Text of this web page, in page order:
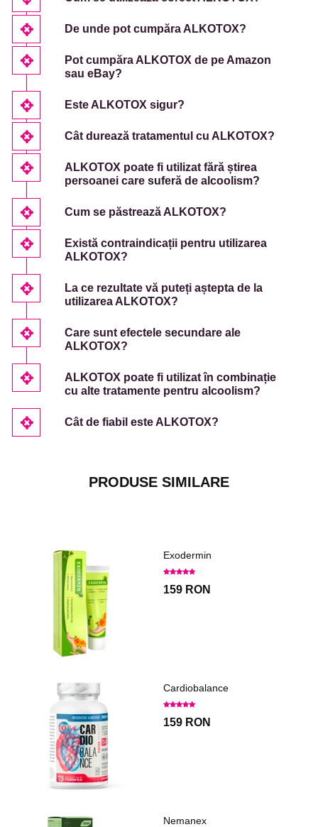
De unde pot cumpăra ALKOTOX?
Pot cumpăra ALKOTOX de pe Amazon
sau eBay?
Este ALKOTOX sigur?
Cât durează tratamentul cu ALKOTOX?
ALKOTOX poate fi utilizat fără știrea
persoanei care suferă de alcoolism?
Cum se păstrează ALKOTOX?
Există contraindicații pentru utilizarea
ALKOTOX?
La ce rezultate vă puteți aștepta de la
utilizarea ALKOTOX?
Care sunt efectele secundare ale
ALKOTOX?
ALKOTOX poate fi utilizat în combinație
cu alte tratamente pentru alcoolism?
Cât de fiabil este ALKOTOX?
PRODUSE SIMILARE
Exodermin
159 RON
Cardiobalance
159 RON
Nemanex